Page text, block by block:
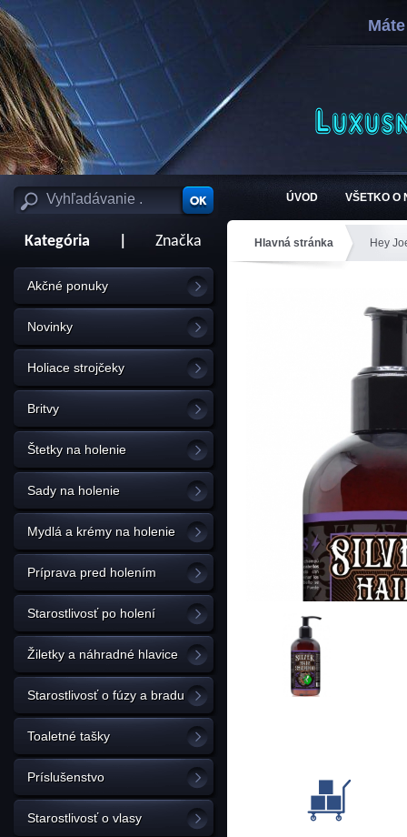
ÚVOD VŠETKO O
Kategória Značka
Akčné ponuky
Novinky
Holiace strojčeky
Britvy
Štetky na holenie
Sady na holenie
Mydlá a krémy na holenie
Príprava pred holením
Starostlivosť po holení
Žiletky a náhradné hlavice
Starostlivosť o fúzy a bradu
Toaletné tašky
Príslušenstvo
Starostlivosť o vlasy
Hlavná stránka Hey